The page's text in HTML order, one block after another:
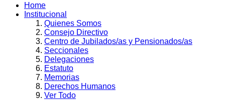
Home
Institucional
Quienes Somos
Consejo Directivo
Centro de Jubilados/as y Pensionados/as
Seccionales
Delegaciones
Estatuto
Memorias
Derechos Humanos
Ver Todo